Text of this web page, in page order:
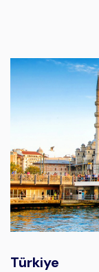
Türkiye